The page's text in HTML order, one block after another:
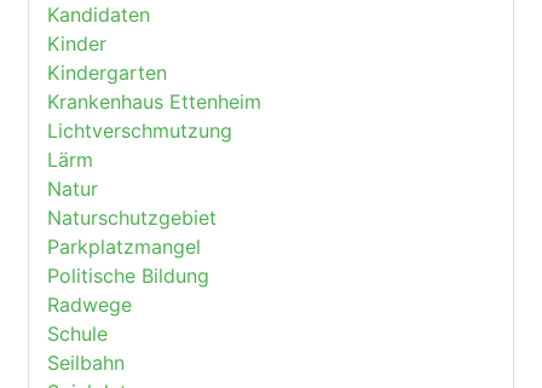
Kandidaten
Kinder
Kindergarten
Krankenhaus Ettenheim
Lichtverschmutzung
Lärm
Natur
Naturschutzgebiet
Parkplatzmangel
Politische Bildung
Radwege
Schule
Seilbahn